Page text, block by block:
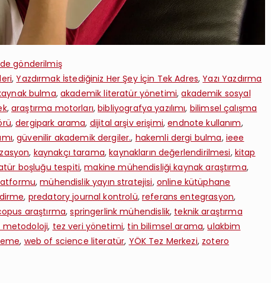
gönderilmiş
,Yazdırmak İstediğiniz Her Şey İçin Tek Adres,Yazı Yazdırma
bulma,akademik literatür yönetimi,akademik sosyal
, araştırma motorları,bibliyografya yazılımı, bilimsel çalışma
,dergipark arama, dijital arşiv erişimi,endnote kullanım,
,güvenilir akademik dergiler., hakemli dergi bulma, ieee
, kaynakçı tarama,kaynakların değerlendirilmesi, kitap
boşluğu tespiti,makine mühendisliği kaynak araştırma,
,mühendislik yayın stratejisi, online kütüphane
, predatory journal kontrolü, referans entegrasyon,
araştırma,springerlink mühendislik, teknik araştırma
metodoloji, tez veri yönetimi, tin bilimsel arama,ulakbim
, web of science literatür, YÖK Tez Merkezi, zotero